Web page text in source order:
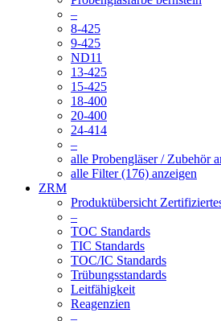
–
8-425
9-425
ND11
13-425
15-425
18-400
20-400
24-414
–
alle Probengläser / Zubehör
alle Filter (176) anzeigen
ZRM
Produktübersicht
–
TOC Standards
TIC Standards
TOC/IC Standards
Trübungsstandards
Leitfähigkeit
Reagenzien
–